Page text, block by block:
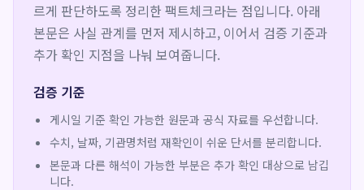
르게 판단하도록 정리한 팩트체크라는 점입니다. 아래
본문은 사실 관계를 먼저 제시하고, 이어서 검증 기준과
추가 확인 지점을 나눠 보여줍니다.
검증 기준
게시일 기준 확인 가능한 원문과 공식 자료를 우선합니다.
수치, 날짜, 기관명처럼 재확인이 쉬운 단서를 분리합니다.
본문과 다른 해석이 가능한 부분은 추가 확인 대상으로 남깁
니다.